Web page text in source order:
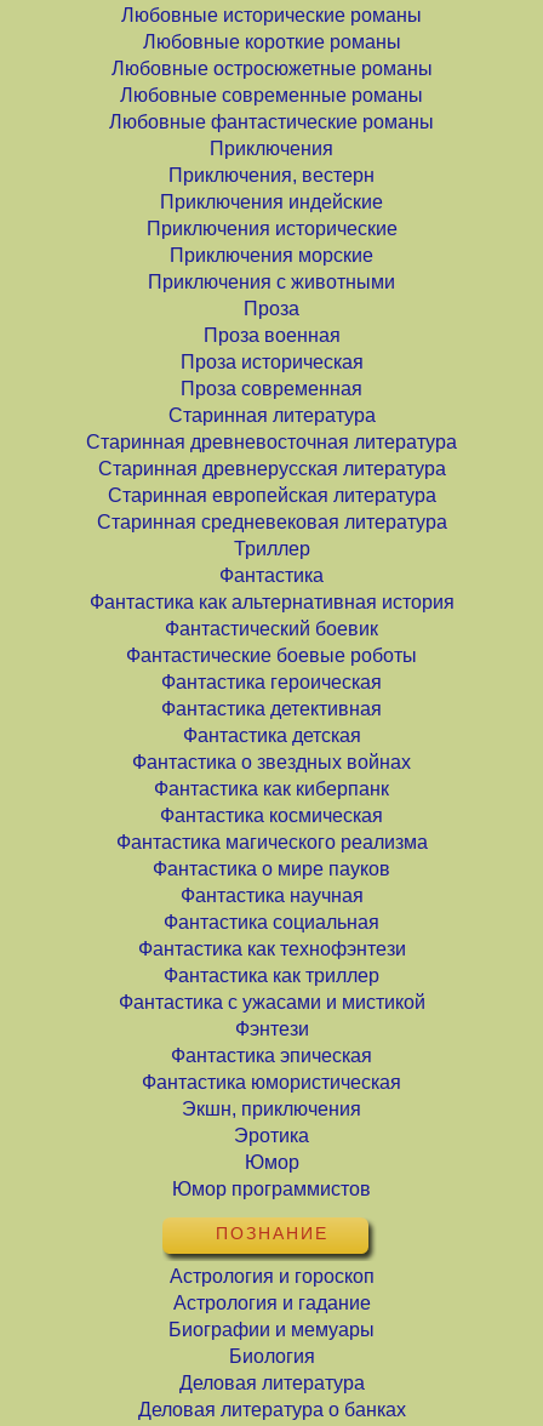
Любовные исторические романы
Любовные короткие романы
Любовные остросюжетные романы
Любовные современные романы
Любовные фантастические романы
Приключения
Приключения, вестерн
Приключения индейские
Приключения исторические
Приключения морские
Приключения с животными
Проза
Проза военная
Проза историческая
Проза современная
Старинная литература
Старинная древневосточная литература
Старинная древнерусская литература
Старинная европейская литература
Старинная средневековая литература
Триллер
Фантастика
Фантастика как альтернативная история
Фантастический боевик
Фантастические боевые роботы
Фантастика героическая
Фантастика детективная
Фантастика детская
Фантастика о звездных войнах
Фантастика как киберпанк
Фантастика космическая
Фантастика магического реализма
Фантастика о мире пауков
Фантастика научная
Фантастика социальная
Фантастика как технофэнтези
Фантастика как триллер
Фантастика с ужасами и мистикой
Фэнтези
Фантастика эпическая
Фантастика юмористическая
Экшн, приключения
Эротика
Юмор
Юмор программистов
ПОЗНАНИЕ
Астрология и гороскоп
Астрология и гадание
Биографии и мемуары
Биология
Деловая литература
Деловая литература о банках